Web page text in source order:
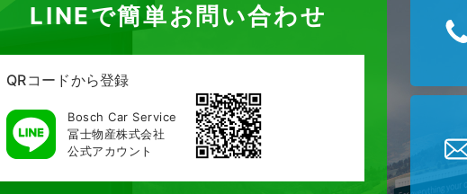
LINEで簡単お問い合わせ
QRコードから登録
Bosch Car Service
冨士物産株式会社
公式アカウント